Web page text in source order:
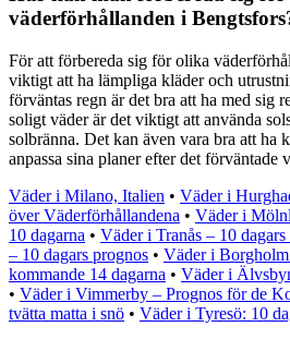
väderförhållanden i
För att förbereda sig för olika
viktigt att ha lämpliga kläder och
förväntas regn är det bra att ha med sig
soligt väder är det viktigt att använda
solbränna. Det kan även vara bra att ha
anpassa sina planer efter det förväntade
Väder i Milano, Italien • Väder i
över Väderförhållandena • Väder i
10 dagarna • Väder i Tranås – 10
– 10 dagars prognos • Väder i
kommande 14 dagarna • Väder i
• Väder i Vimmerby – Prognos för de
tvätta matta i snö • Väder i Tyresö: 10